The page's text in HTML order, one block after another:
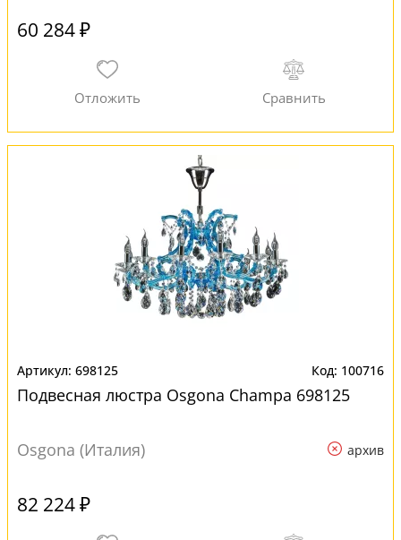
60 284 ₽
698125 100716
Подвесная люстра Osgona Champa 698125
Osgona (Италия) архив
82 224 ₽